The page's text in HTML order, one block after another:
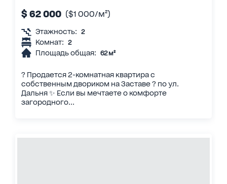
$ 62 000 ($1 000/м²)
Этажность: 2
Комнат: 2
Площадь общая: 62 м²
? Продается 2-комнатная квартира с
собственным двориком на Заставе ? по ул.
Дальня ✨ Если вы мечтаете о комфорте
загородного...